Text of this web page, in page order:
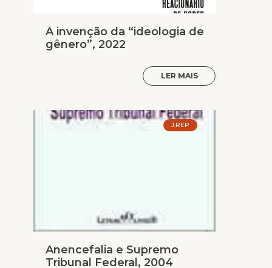
A invenção da “ideologia de
gênero”, 2022
LER MAIS
J.REP
Anencefalia e Supremo
Tribunal Federal, 2004